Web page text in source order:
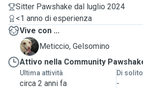
Sitter Pawshake dal luglio 2024
<1 anno di esperienza
Vive con ...
G
Meticcio, Gelsomino
Attivo nella Community
Ultima attività
circa 2 anni fa
Di
-